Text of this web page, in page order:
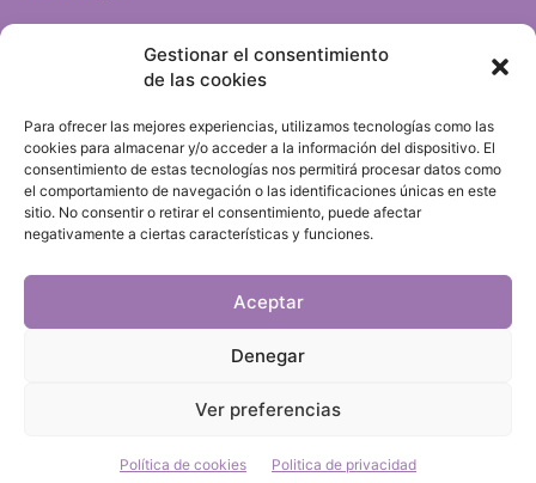
Gestionar el consentimiento
de las cookies
Para ofrecer las mejores experiencias, utilizamos tecnologías como las
cookies para almacenar y/o acceder a la información del dispositivo. El
consentimiento de estas tecnologías nos permitirá procesar datos como
el comportamiento de navegación o las identificaciones únicas en este
sitio. No consentir o retirar el consentimiento, puede afectar
negativamente a ciertas características y funciones.
Aceptar
Denegar
Ver preferencias
Política de cookies Politica de privacidad
Política de cookies